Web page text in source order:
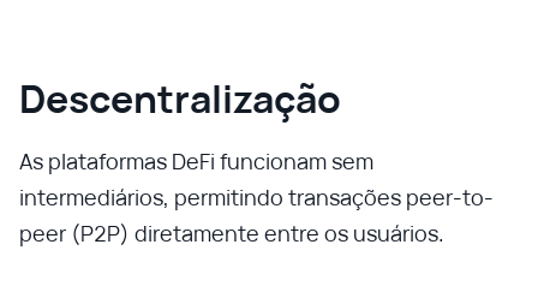
Descentralização
As plataformas DeFi funcionam sem
intermediários, permitindo transações peer-to-
peer (P2P) diretamente entre os usuários.